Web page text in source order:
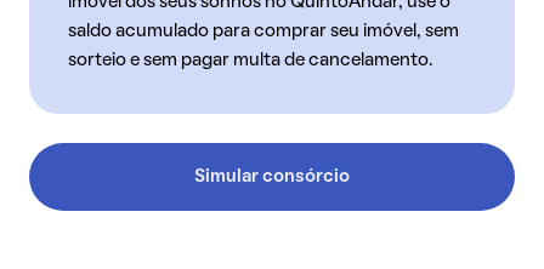
saldo acumulado para comprar seu imóvel, sem
sorteio e sem pagar multa de cancelamento.
Simular consórcio